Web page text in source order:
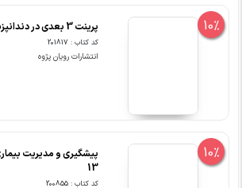
10% پرینت 3 بعدی در دندانپزشکی
کد کتاب : 201817
انتشارات رویان پژوه
10%
پیشگیری و مدیریت
13
کد کتاب : 200855